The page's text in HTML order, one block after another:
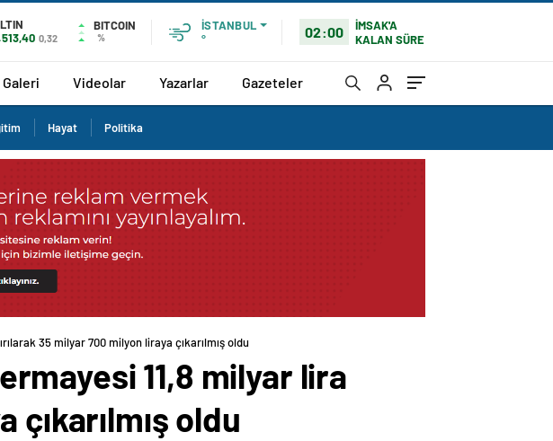
0,32
BITCOIN
%
İSTANBUL
°
02:00
İMSAK'A
KALAN SÜRE
Videolar Yazarlar Gazeteler
Hayat Politika
35 milyar 700 milyon liraya çıkarılmış oldu
11,8 milyar lira
oldu